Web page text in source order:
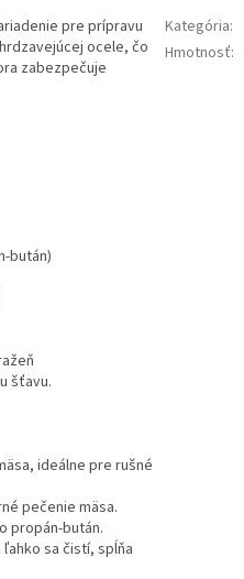
pre prípravu
ocele, čo
zabezpečuje
bután)
šťavu.
ideálne pre rušné
pečenie mäsa.
propán-bután.
sa čistí, spĺňa
Kategória:
Hmotnosť: